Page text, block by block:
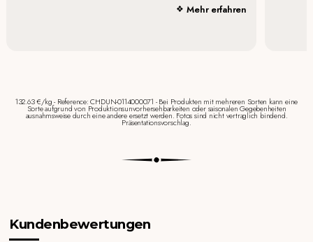
Mehr erfahren
132.63 €/kg - Reference: CHDUN-0114000071 - Bei Produkten mit mehreren Sorten kann eine
Sorte aufgrund von Produktionsunvorhersehbarkeiten oder saisonalen Gegebenheiten
ausnahmsweise durch eine andere ersetzt werden. Fotos sind nicht vertraglich bindend.
Präsentationsvorschlag.
Kundenbewertungen